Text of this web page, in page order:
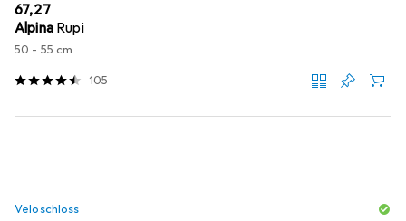
EUR
67,27
Alpina Rupi
50 - 55 cm
105
Veloschloss